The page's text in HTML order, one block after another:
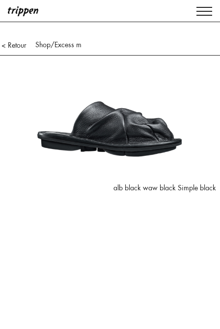
< Retour Shop/Excess m
alb black waw black Simple black